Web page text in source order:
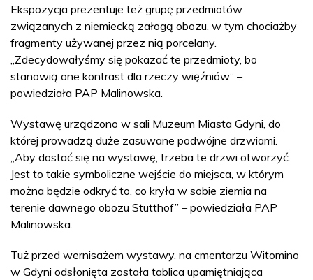
Ekspozycja prezentuje też grupę przedmiotów
związanych z niemiecką załogą obozu, w tym chociażby
fragmenty używanej przez nią porcelany.
„Zdecydowałyśmy się pokazać te przedmioty, bo
stanowią one kontrast dla rzeczy więźniów” –
powiedziała PAP Malinowska.
Wystawę urządzono w sali Muzeum Miasta Gdyni, do
której prowadzą duże zasuwane podwójne drzwiami.
„Aby dostać się na wystawę, trzeba te drzwi otworzyć.
Jest to takie symboliczne wejście do miejsca, w którym
można będzie odkryć to, co kryła w sobie ziemia na
terenie dawnego obozu Stutthof” – powiedziała PAP
Malinowska.
Tuż przed wernisażem wystawy, na cmentarzu Witomino
w Gdyni odsłonięta została tablica upamiętniająca